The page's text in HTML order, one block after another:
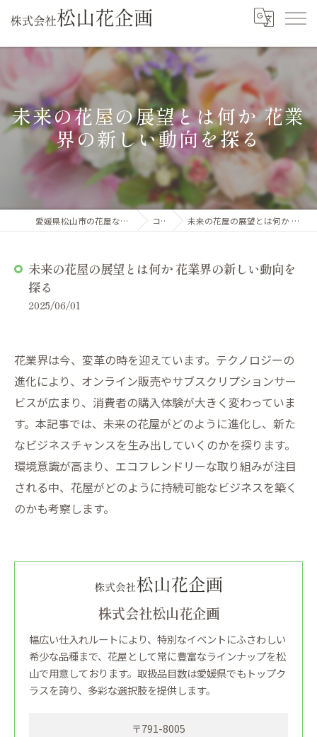
未来の花屋の展望とは何か 花業
界の新しい動向を探る
愛媛県松山市の花屋なら株式会社松山花企画 コラム 未来の花屋の展望とは何か 花業界の新しい動向を探る
未来の花屋の展望とは何か 花業界の新しい動向を
探る
2025/06/01
花業界は今、変革の時を迎えています。テクノロジーの
進化により、オンライン販売やサブスクリプションサー
ビスが広まり、消費者の購入体験が大きく変わっていま
す。本記事では、未来の花屋がどのように進化し、新た
なビジネスチャンスを生み出していくのかを探ります。
環境意識が高まり、エコフレンドリーな取り組みが注目
される中、花屋がどのように持続可能なビジネスを築く
のかも考察します。
株式会社松山花企画
幅広い仕入れルートにより、特別なイベントにふさわしい
希少な品種まで、花屋として常に豊富なラインナップを松
山で用意しております。取扱品目数は愛媛県でもトップク
ラスを誇り、多彩な選択肢を提供します。
〒791-8005